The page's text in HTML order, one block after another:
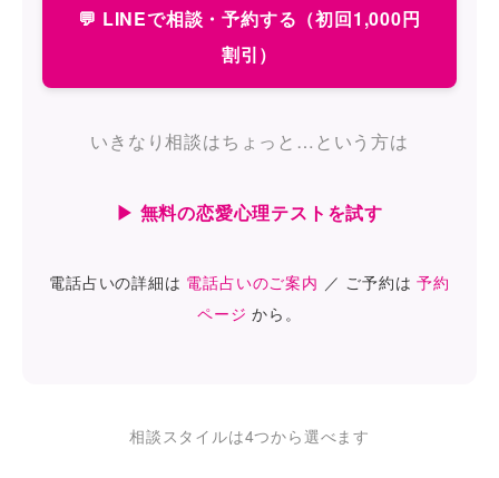
💬 LINEで相談・予約する（初回1,000円
割引）
いきなり相談はちょっと…という方は
▶ 無料の恋愛心理テストを試す
電話占いの詳細は 電話占いのご案内 ／ ご予約は予約
ページ から。
相談スタイルは4つから選べます